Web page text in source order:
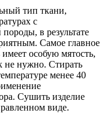
тип ткани,
с
в результате
Самое главное
особую мятость,
не нужно. Стирать
менее 40
Сушить изделие
виде.